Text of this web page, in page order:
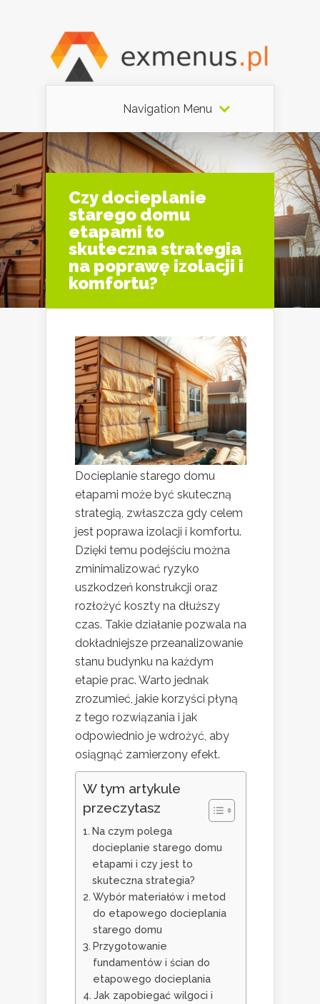
Navigation Menu
Czy docieplanie
starego domu
etapami to
skuteczna strategia
na poprawę izolacji i
komfortu?
Docieplanie starego domu
etapami może być skuteczną
strategią, zwłaszcza gdy celem
jest poprawa izolacji i komfortu.
Dzięki temu podejściu można
zminimalizować ryzyko
uszkodzeń konstrukcji oraz
rozłożyć koszty na dłuższy
czas. Takie działanie pozwala na
dokładniejsze przeanalizowanie
stanu budynku na każdym
etapie prac. Warto jednak
zrozumieć, jakie korzyści płyną
z tego rozwiązania i jak
odpowiednio je wdrożyć, aby
osiągnąć zamierzony efekt.
W tym artykule
przeczytasz
Na czym polega
docieplanie starego domu
etapami i czy jest to
skuteczna strategia?
Wybór materiałów i metod
do etapowego docieplania
starego domu
Przygotowanie
fundamentów i ścian do
etapowego docieplania
Jak zapobiegać wilgoci i